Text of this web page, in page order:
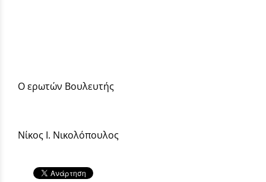
Ο ερωτών Βουλευτής
Νίκος Ι. Νικολόπουλος